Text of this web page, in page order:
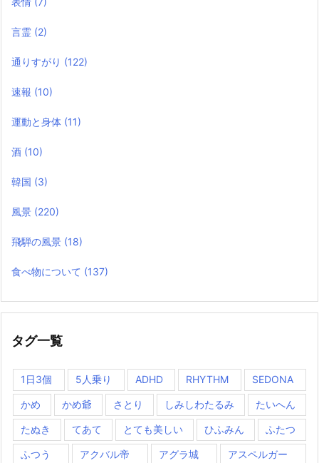
言霊 (2)
通りすがり (122)
速報 (10)
運動と身体 (11)
酒 (10)
韓国 (3)
風景 (220)
飛騨の風景 (18)
食べ物について (137)
タグ一覧
1日3個 5人乗り ADHD RHYTHM SEDONA
かめ かめ爺 さとり しみしわたるみ たいへん
たぬき てあて とても美しい ひふみん ふたつ
ふつう アクバル帝 アグラ城 アスペルガー